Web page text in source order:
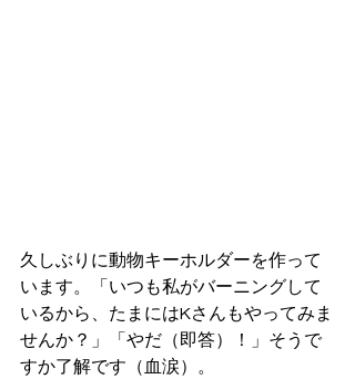
久しぶりに動物キーホルダーを作って
います。「いつも私がバーニングして
いるから、たまにはKさんもやってみま
せんか？」「やだ（即答）！」そうで
すか了解です（血涙）。